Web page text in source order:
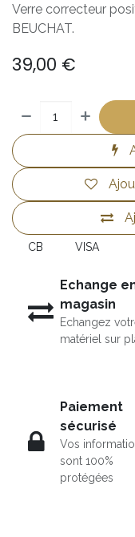
Verre correcteur
BEUCHAT.
39,00 €
CB VISA
Echange
magasin
Echangez
matériel sur
Paiement
sécurisé
Vos
sont 100%
protégées